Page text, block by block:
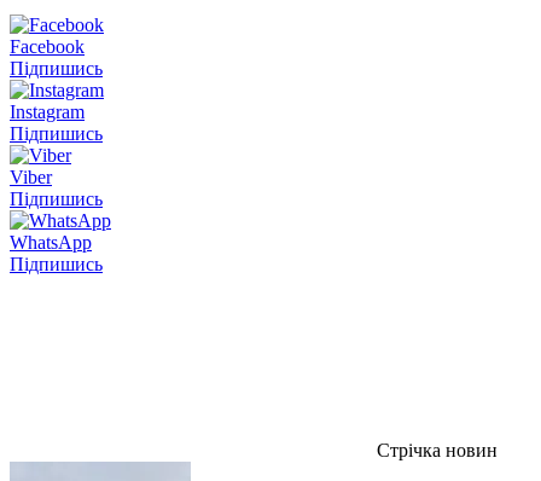
Facebook
Підпишись
Instagram
Підпишись
Viber
Підпишись
WhatsApp
Підпишись
Стрічка новин